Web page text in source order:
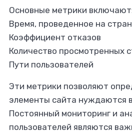
от
Основные метрики
Время, проведенное на
Коэффициент отказов
Количество просмотренных
Пути пользователей
Эти метрики позволяют
элементы сайта нуждаются
Постоянный мониторинг и
пользователей являются